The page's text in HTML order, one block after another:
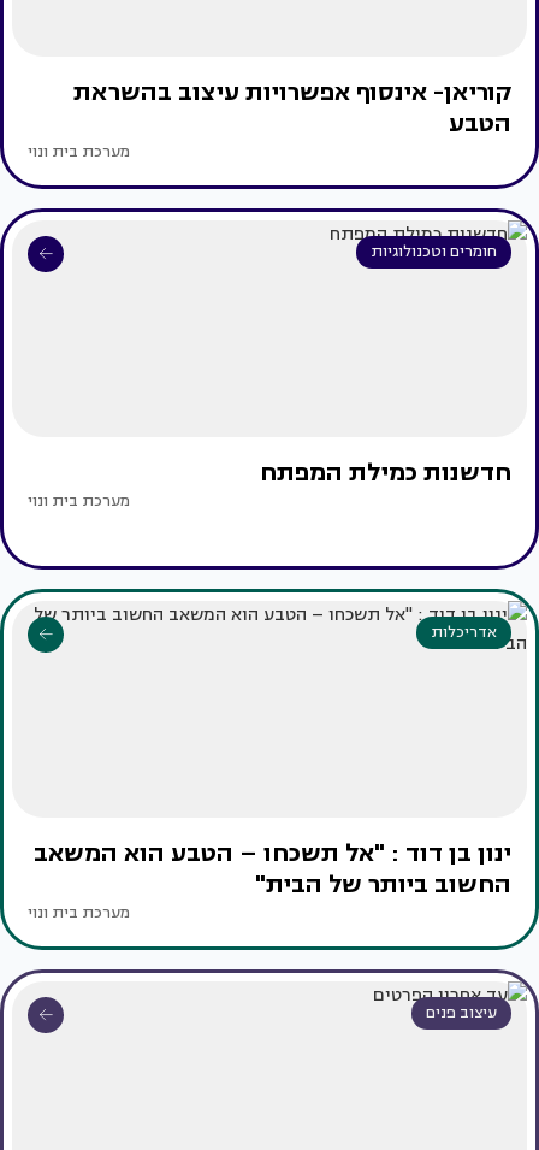
קוריאן- אינסוף אפשרויות עיצוב בהשראת
הטבע
מערכת בית ונוי
חומרים וטכנולוגיות
חדשנות כמילת המפתח
מערכת בית ונוי
אדריכלות
ינון בן דוד : "אל תשכחו – הטבע הוא המשאב
החשוב ביותר של הבית"
מערכת בית ונוי
עיצוב פנים